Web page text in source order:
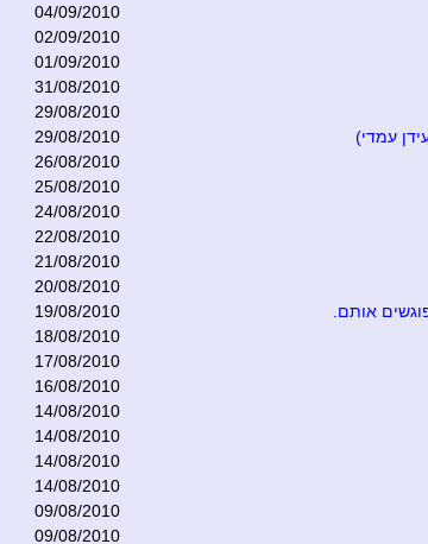
04/09/2010
02/09/2010
01/09/2010
31/08/2010
29/08/2010
עמדי)
29/08/2010
26/08/2010
25/08/2010
24/08/2010
22/08/2010
21/08/2010
20/08/2010
אותם.
19/08/2010
18/08/2010
17/08/2010
16/08/2010
14/08/2010
14/08/2010
14/08/2010
14/08/2010
09/08/2010
09/08/2010